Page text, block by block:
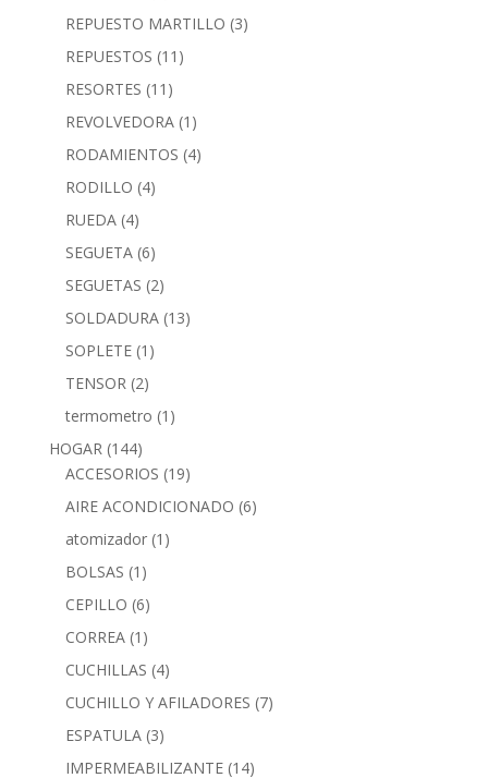
REPUESTO MARTILLO (3)
REPUESTOS (11)
RESORTES (11)
REVOLVEDORA (1)
RODAMIENTOS (4)
RODILLO (4)
RUEDA (4)
SEGUETA (6)
SEGUETAS (2)
SOLDADURA (13)
SOPLETE (1)
TENSOR (2)
termometro (1)
HOGAR (144)
ACCESORIOS (19)
AIRE ACONDICIONADO (6)
atomizador (1)
BOLSAS (1)
CEPILLO (6)
CORREA (1)
CUCHILLAS (4)
CUCHILLO Y AFILADORES (7)
ESPATULA (3)
IMPERMEABILIZANTE (14)